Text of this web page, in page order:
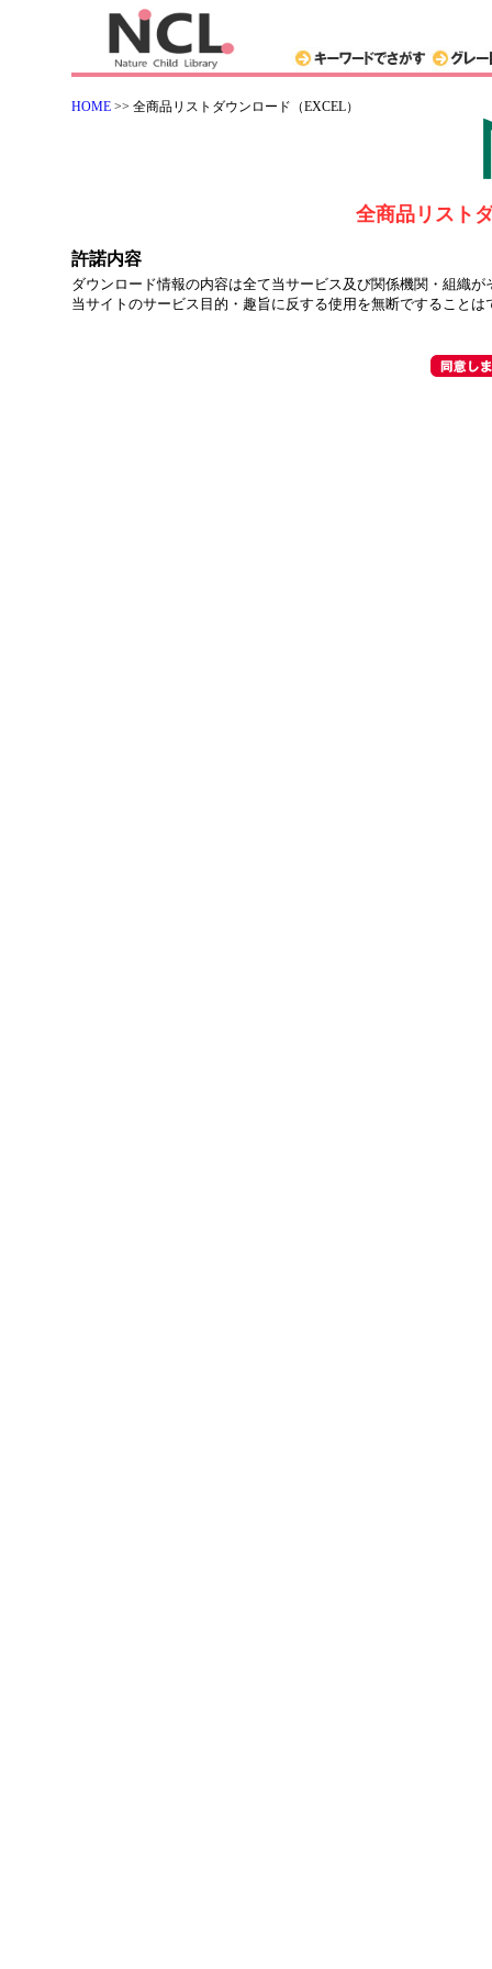
HOME >> 全商品リストダウンロード（EXCEL）
全商品リスト
許諾内容
ダウンロード情報の内容は全て当サービス及び関係機関・組織が
当サイトのサービス目的・趣旨に反する使用を無断ですることは